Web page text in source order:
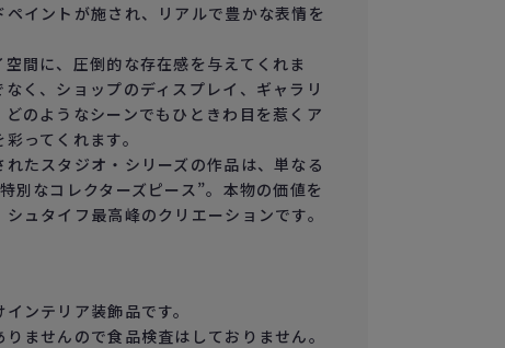
ペイントが施され、リアルで豊かな表情を
間に、圧倒的な存在感を与えてくれま
く、ショップのディスプレイ、ギャラリ
のようなシーンでもひときわ目を惹くア
ってくれます。
たスタジオ・シリーズの作品は、単なる
別なコレクターズピース”。本物の価値を
ュタイフ最高峰のクリエーションです。
ンテリア装飾品です。
ませんので食品検査はしておりません。